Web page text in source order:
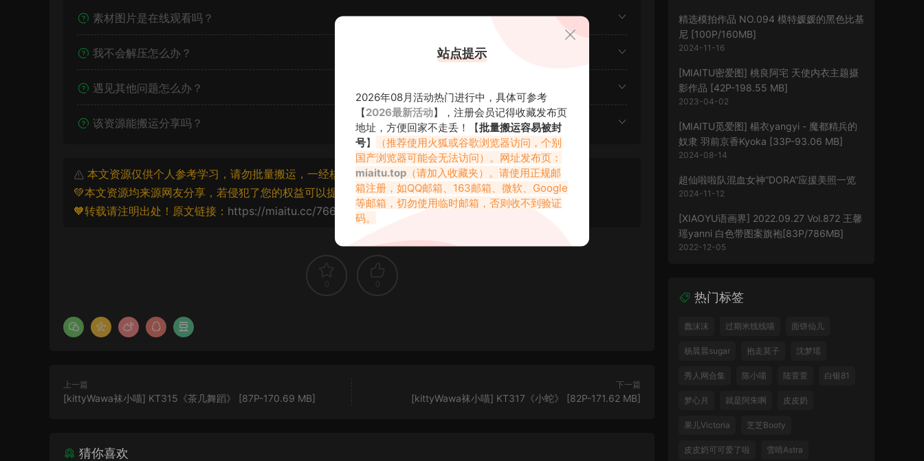
素材图片是在线观看吗？
我不会解压怎么办？
遇见其他问题怎么办？
该资源能搬运分享吗？
本文资源仅供个人参考学习，请勿批量搬运，一经核实将封禁账号权限！
💚本文资源均来源网友分享，若侵犯了您的权益可以提交工单处理。
🧡转载请注明出处！原文链接： https://miaitu.cc/76632.html
上一篇
[kittyWawa袜小喵] KT315《茶几舞蹈》 [87P-170.69 MB]
下一篇
[kittyWawa袜小喵] KT317《小蛇》 [82P-171.62 MB]
猜你喜欢
精选模拍作品 NO.094 模特媛媛的黑色比基
尼 [100P/160MB]
2024-11-16
[MIAITU密爱图] 桃良阿宅 天使内衣主题摄
影作品 [42P-198.55 MB]
2023-04-02
[MIAITU觅爱图] 楊衣yangyi - 魔都精兵的
奴隶 羽前京香Kyoka [33P-93.06 MB]
2024-08-14
超仙啦啦队混血女神“DORA”应援美照一览
2024-11-12
[XIAOYU语画界] 2022.09.27 Vol.872 王馨
瑶yanni 白色带图案旗袍[83P/786MB]
2022-12-05
热门标签
蠢沫沫 过期米线线喵 面饼仙儿
杨晨晨sugar 抱走莫子 沈梦瑶
秀人网合集 陈小喵 陆萱萱 白银81
梦心月 就是阿朱啊 皮皮奶
果儿Victoria 芝芝Booty
皮皮奶可可爱了啦 雪晴Astra
站点提示
2026年08月活动热门进行中，具体可参考
【2026最新活动】，注册会员记得收藏发布页
地址，方便回家不走丢！【批量搬运容易被封
号】
（推荐使用火狐或谷歌浏览器访问，个别
国产浏览器可能会无法访问）。网址发布页：
miaitu.top （请加入收藏夹）。请使用正规邮
箱注册，如QQ邮箱、163邮箱、微软、Google
等邮箱，切勿使用临时邮箱，否则收不到验证
码。